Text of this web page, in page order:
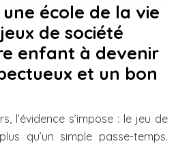
une école de la vie
de société
enfant à devenir
et un bon
l’évidence s’impose : le jeu de
qu’un simple passe-temps.